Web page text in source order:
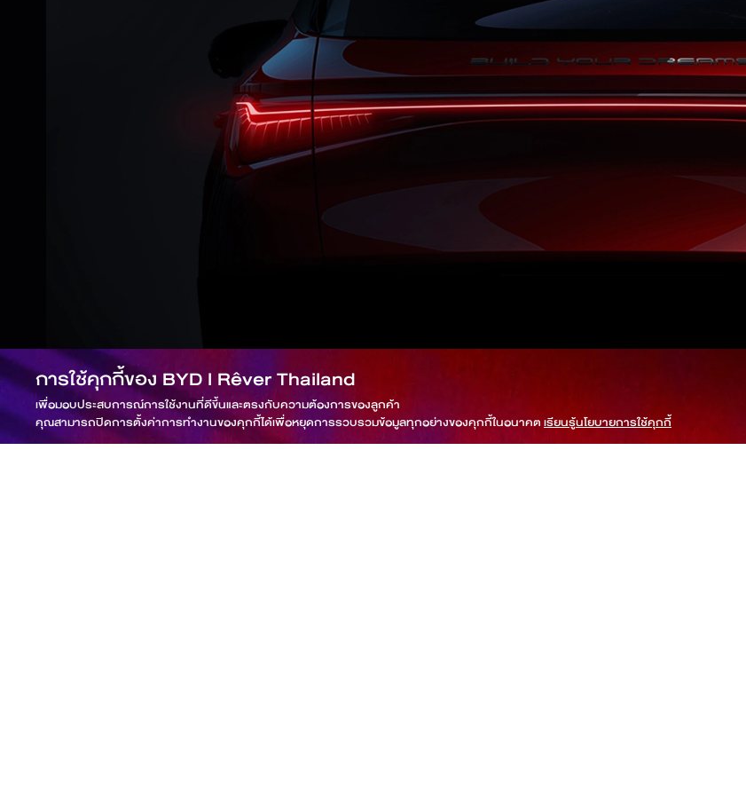
การใช้คุกกี้ของBYD l Rêver Thailand
เพื่อมอบประสบการณ์การใช้งานที่ดีขึ้นและตรงกับความต้องการของลูกค้า
คุณสามารถปิดการตั้งค่าการทำงานของคุกกี้ได้เพื่อหยุดการรวบรวมข้อมูลทุกอย่างของคุกกี้ในอนาคตเรียนรู้นโยบายการใช้คุกกี้